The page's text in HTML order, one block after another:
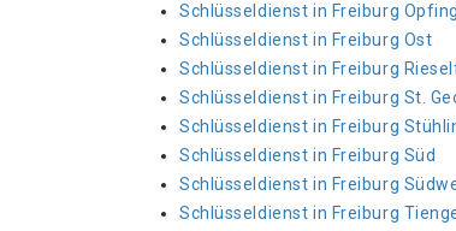
Schlüsseldienst in Freiburg
Schlüsseldienst in Freiburg Ost
Schlüsseldienst in Freiburg
Schlüsseldienst in Freiburg St.
Schlüsseldienst in Freiburg
Schlüsseldienst in Freiburg Süd
Schlüsseldienst in Freiburg
Schlüsseldienst in Freiburg